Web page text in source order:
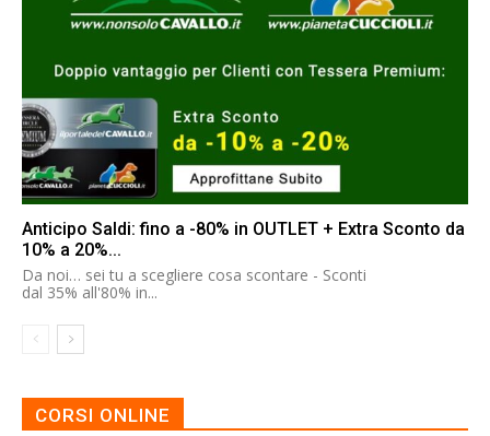
Anticipo Saldi: fino a -80% in OUTLET + Extra Sconto da
10% a 20%...
Da noi… sei tu a scegliere cosa scontare - Sconti
dal 35% all'80% in...
CORSI ONLINE